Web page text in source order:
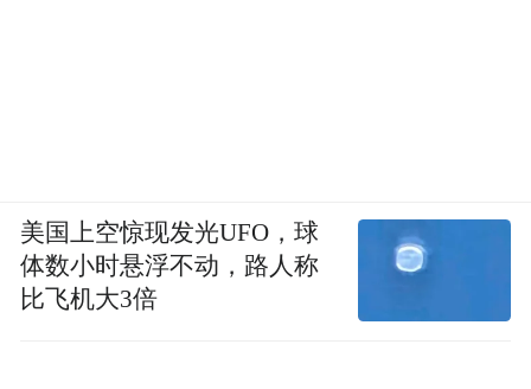
美国上空惊现发光UFO，球
体数小时悬浮不动，路人称
比飞机大3倍